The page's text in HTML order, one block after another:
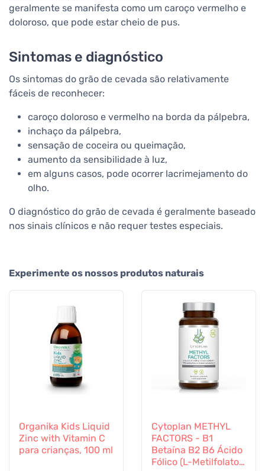
geralmente se manifesta como um caroço vermelho e
doloroso, que pode estar cheio de pus.
Sintomas e diagnóstico
Os sintomas do grão de cevada são relativamente
fáceis de reconhecer:
caroço doloroso e vermelho na borda da pálpebra,
inchaço da pálpebra,
sensação de coceira ou queimação,
aumento da sensibilidade à luz,
em alguns casos, pode ocorrer lacrimejamento do
olho.
O diagnóstico do grão de cevada é geralmente baseado
nos sinais clínicos e não requer testes especiais.
Experimente os nossos produtos naturais
Organika Kids Liquid
Zinc with Vitamin C
para crianças, 100 ml
Cytoplan METHYL
FACTORS - B1
Betaína B2 B6 Ácido
Fólico (L-Metilfolato)